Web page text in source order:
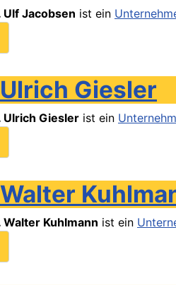
Ulf Jacobsen ist ein
Giesler
Ulrich Giesler ist ein
Walter Kuhlmann ist ein